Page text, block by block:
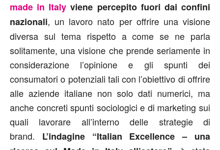
made in Italy viene percepito fuori dai confini
nazionali, un lavoro nato per offrire una visione
diversa sul tema rispetto a come se ne parla
solitamente, una visione che prende seriamente in
considerazione l’opinione e gli spunti dei
consumatori o potenziali tali con l’obiettivo di offrire
alle aziende italiane non solo dati numerici, ma
anche concreti spunti sociologici e di marketing sui
quali lavorare all’interno delle strategie di
brand. L’indagine “Italian Excellence – una